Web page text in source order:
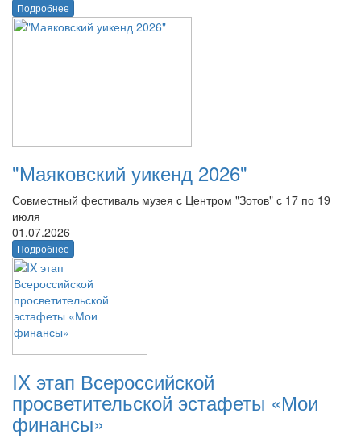
Подробнее
"Маяковский уикенд 2026"
Совместный фестиваль музея с Центром "Зотов" с 17 по 19
июля
01.07.2026
Подробнее
IX этап Всероссийской
просветительской эстафеты «Мои
финансы»